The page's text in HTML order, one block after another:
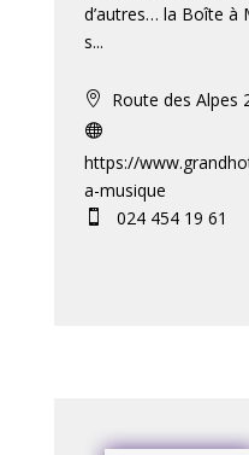
d’autres… la Boîte à
s...
 Route des Alpes

https://
a-musique
 024 454 19 61